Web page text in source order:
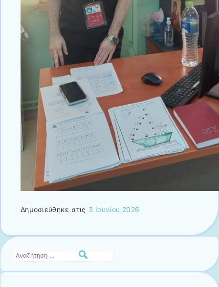
Δημοσιεύθηκε στις 3 Ιουνίου 2026
Αναζήτηση